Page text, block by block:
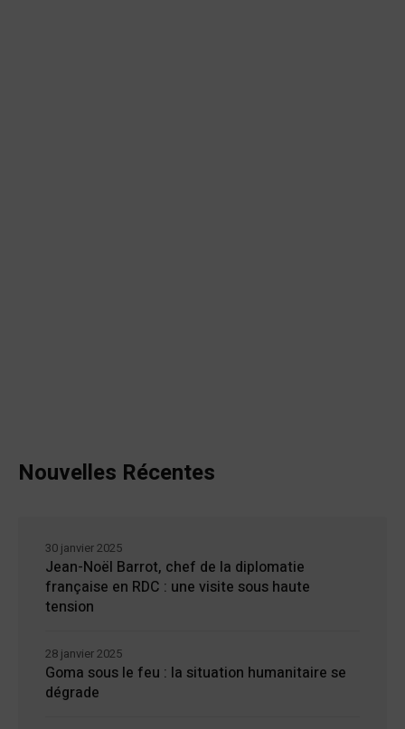
Nouvelles Récentes
Jean-Noël Barrot, chef de la diplomatie
française en RDC : une visite sous haute
tension
30 janvier 2025
Goma sous le feu : la situation humanitaire se
dégrade
28 janvier 2025